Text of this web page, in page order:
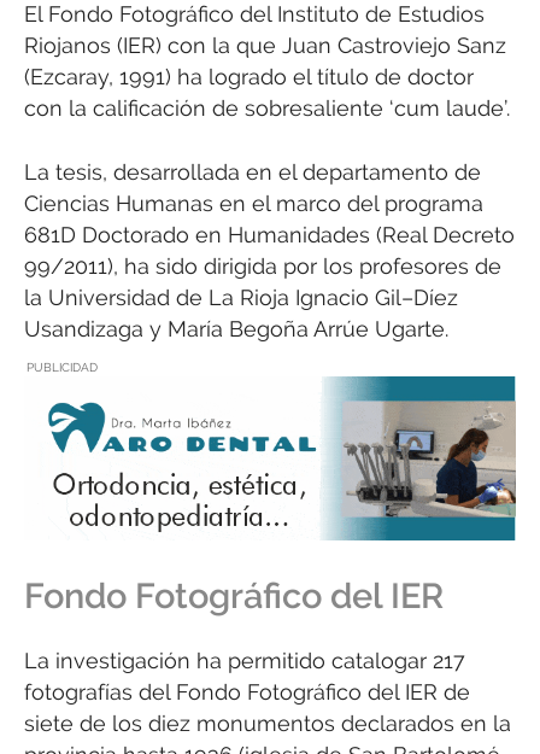
El Fondo Fotográfico del Instituto de Estudios
Riojanos (IER) con la que Juan Castroviejo Sanz
(Ezcaray, 1991) ha logrado el título de doctor
con la calificación de sobresaliente ‘cum laude’.
La tesis, desarrollada en el departamento de
Ciencias Humanas en el marco del programa
681D Doctorado en Humanidades (Real Decreto
99/2011), ha sido dirigida por los profesores de
la Universidad de La Rioja Ignacio Gil–Díez
Usandizaga y María Begoña Arrúe Ugarte.
PUBLICIDAD
Fondo Fotográfico del IER
La investigación ha permitido catalogar 217
fotografías del Fondo Fotográfico del IER de
siete de los diez monumentos declarados en la